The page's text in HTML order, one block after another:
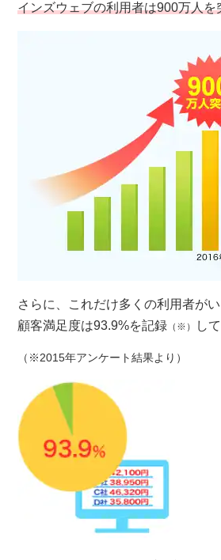
インズウェブの利用者は900万人を
さらに、これだけ多くの利用者がい
顧客満足度は93.9%を記録 （※） し
（※2015年アンケート結果より）